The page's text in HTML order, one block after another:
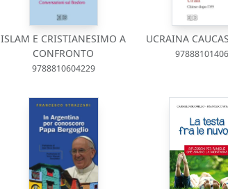
ISLAM E CRISTIANESIMO A
CONFRONTO
9788810604229
UCRAINA